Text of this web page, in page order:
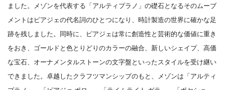
ました。メゾンを代表する「アルティプラノ」の礎石となるそのムーブ
メントはピアジェの代名詞のひとつになり、時計製造の世界に確かな足
跡を残しました。同時に、ピアジェは常に創造性と芸術的な価値に重き
をおき、ゴールドと色とりどりのカラーの融合、新しいシェイプ、高価
な宝石、オーナメンタルストーンの文字盤といったスタイルを受け継い
できました。卓越したクラフツマンシップのもと、メゾンは「アルティ